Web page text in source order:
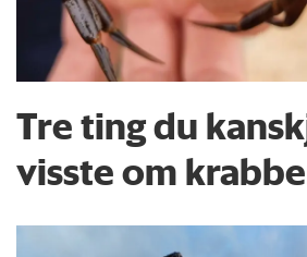
Tre ting du
visste om